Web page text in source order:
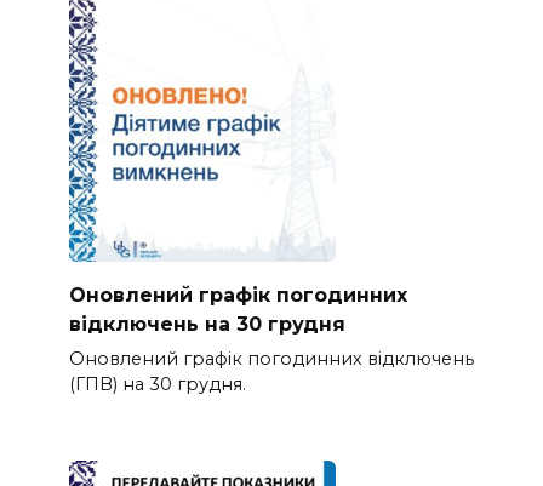
Оновлений графік погодинних
відключень на 30 грудня
Оновлений графік погодинних відключень
(ГПВ) на 30 грудня.